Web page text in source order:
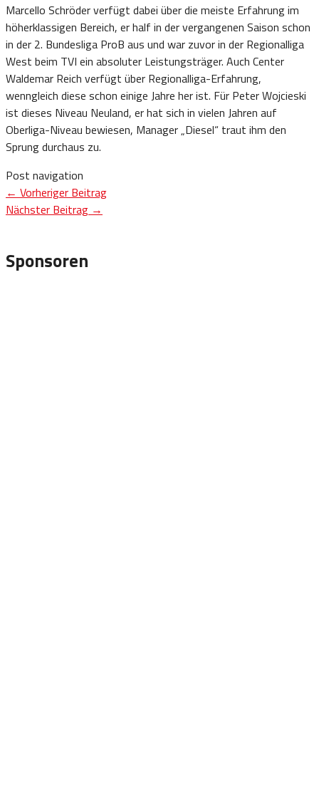
Marcello Schröder verfügt dabei über die meiste Erfahrung im
höherklassigen Bereich, er half in der vergangenen Saison schon
in der 2. Bundesliga ProB aus und war zuvor in der Regionalliga
West beim TVI ein absoluter Leistungsträger. Auch Center
Waldemar Reich verfügt über Regionalliga-Erfahrung,
wenngleich diese schon einige Jahre her ist. Für Peter Wojcieski
ist dieses Niveau Neuland, er hat sich in vielen Jahren auf
Oberliga-Niveau bewiesen, Manager „Diesel“ traut ihm den
Sprung durchaus zu.
Post navigation
← Vorheriger Beitrag
Nächster Beitrag →
Sponsoren